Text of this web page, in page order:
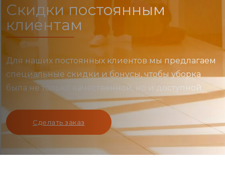
Скидки постоянным
клиентам
Для наших постоянных клиентов мы предлагаем
специальные скидки и бонусы, чтобы уборка
была не только качественной, но и доступной.
Сделать заказ